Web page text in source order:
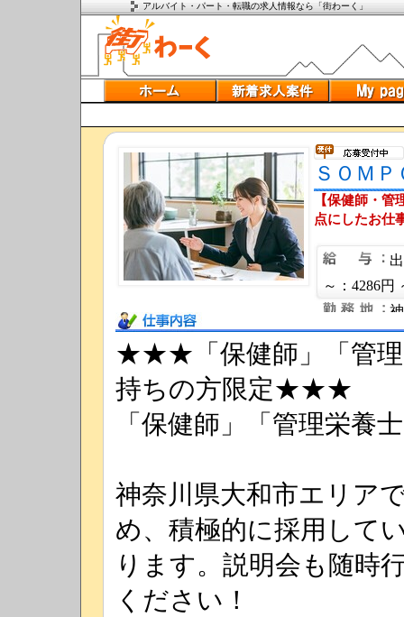
アルバイト・パート・転職の求人情報なら「街わーく」
ＳＯＭ
【保健師・
点にしたお仕
～：4286円
仕事内容
★★★「保健師」「管理
持ちの方限定★★★
「保健師」「管理栄養
神奈川県大和市エリア
め、積極的に採用して
ります。説明会も随時
ください！